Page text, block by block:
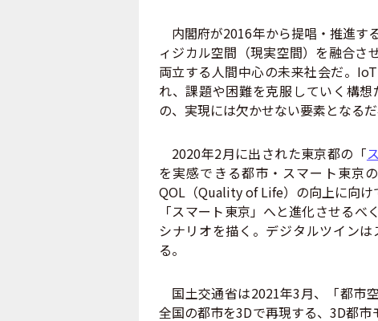
内閣府が2016年から提唱・推進す
ィジカル空間（現実空間）を融合さ
両立する人間中心の未来社会だ。
れ、課題や困難を克服していく構
の、実現には欠かせない要素となるだ
2020年2月に出された東京都の「
を実感できる都市・スマート東京
QOL（Quality of Life）の向上に向け
「スマート東京」へと進化させる
シナリオを描く。デジタルツイン
る。
国土交通省は2021年3月、「都市
全国の都市を3Dで再現する、3D都